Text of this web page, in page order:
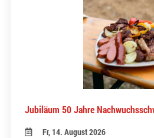
Jubiläum 50 Jahre
Fr, 14. August 2026